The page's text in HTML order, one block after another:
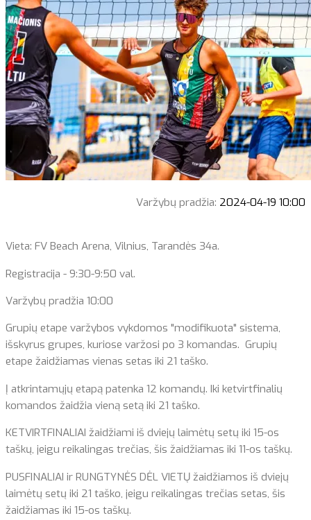
Varžybų pradžia: 2024-04-19 10:00
Vieta: FV Beach Arena, Vilnius, Tarandės 34a.
Registracija - 9:30-9:50 val.
Varžybų pradžia 10:00
Grupių etape varžybos vykdomos "modifikuota" sistema,
išskyrus grupes, kuriose varžosi po 3 komandas. Grupių
etape žaidžiamas vienas setas iki 21 taško.
Į atkrintamųjų etapą patenka 12 komandų. Iki ketvirtfinalių
komandos žaidžia vieną setą iki 21 taško.
KETVIRTFINALIAI žaidžiami iš dviejų laimėtų setų iki 15-os
taškų, jeigu reikalingas trečias, šis žaidžiamas iki 11-os taškų.
PUSFINALIAI ir RUNGTYNĖS DĖL VIETŲ žaidžiamos iš dviejų
laimėtų setų iki 21 taško, jeigu reikalingas trečias setas, šis
žaidžiamas iki 15-os taškų.